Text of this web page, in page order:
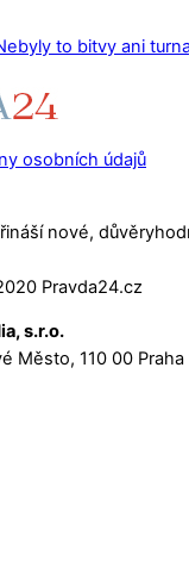
to bitvy ani
osobních údajů
nové,
Pravda24.cz
s.r.o.
Město, 110 00 Praha